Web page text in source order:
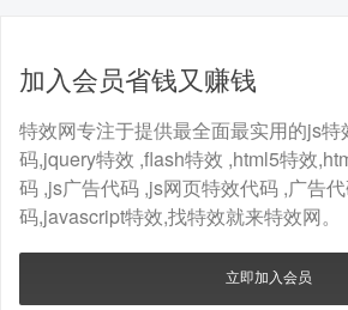
加入会员省钱又赚钱
特效网专注于提供最全面最实用的js特
码,jquery特效 ,flash特效 ,html5特效
码 ,js广告代码 ,js网页特效代码 ,广告
码,javascript特效,找特效就来特效网。
立即加入会员